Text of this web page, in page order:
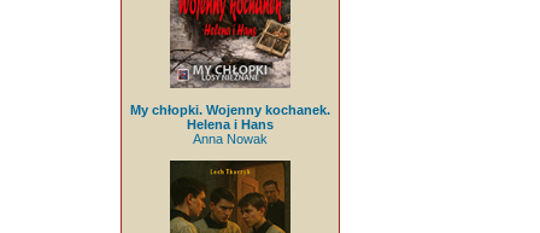
My chłopki. Wojenny kochanek.
Helena i Hans
Anna Nowak